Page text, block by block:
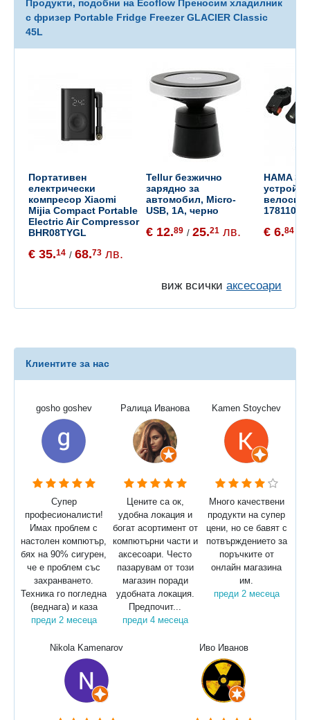
Продукти, подобни на Ecoflow Преносим хладилник
с фризер Portable Fridge Freezer GLACIER Classic
45L
Портативен
електрически
компресор Xiaomi
Mijia Compact Portable
Electric Air Compressor
BHR08TYGL
€ 35.14 / 68.73 лв.
Tellur безжично
зарядно за
автомобил, Micro-
USB, 1А, черно
€ 12.89 / 25.21 лв.
HAMA
178110
€ 6.84
виж всички аксесоари
Клиентите за нас
gosho goshev
Супер
професионалисти!
Имах проблем с
настолен компютър,
бях на 90% сигурен,
че е проблем със
захранването.
Техника го погледна
(веднага) и каза
преди 2 месеца
Ралица Иванова
Цените са ок,
удобна локация и
богат асортимент от
компютърни части и
аксесоари. Често
пазарувам от този
магазин поради
удобната локация.
Предпочит...
преди 4 месеца
Kamen Stoychev
Много качествени
продукти на супер
цени, но се бавят с
потвърждението за
поръчките от
онлайн магазина
им.
преди 2 месеца
Nikola Kamenarov Иво Иванов